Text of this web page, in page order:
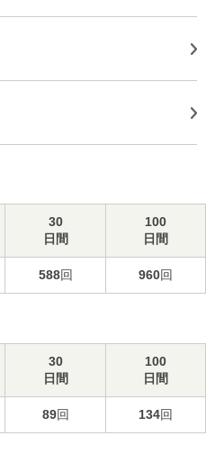
30
日間
100
日間
588回 960回
30
日間
100
日間
89回 134回